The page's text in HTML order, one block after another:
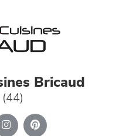
Bricaud
(44)